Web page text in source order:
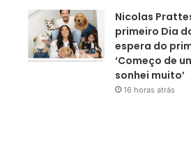
Nicolas
primeiro Dia
espera do
‘Começo de
sonhei muito’
16 horas atrás